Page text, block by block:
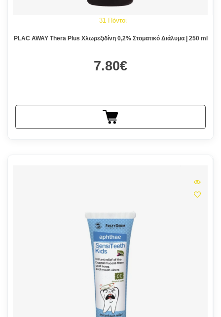
31 Πόντοι
PLAC AWAY Thera Plus Χλωρεξιδίνη 0,2% Στοματικό Διάλυμα | 250 ml
7.80€